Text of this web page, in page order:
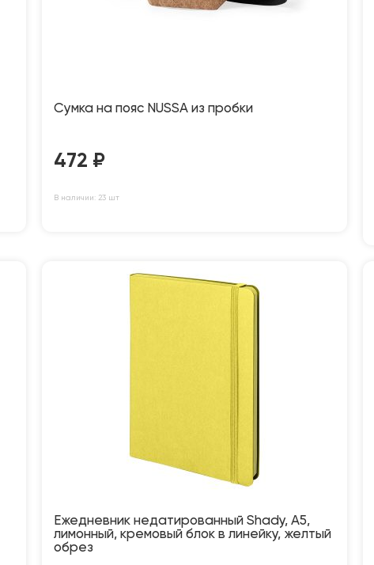
Сумка на пояс NUSSA из пробки
472 ₽
В наличии: 23 шт
Ежедневник недатированный Shady, А5,
лимонный, кремовый блок в линейку, желтый
обрез